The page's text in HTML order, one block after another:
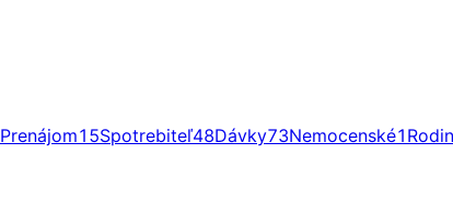
Prenájom15Spotrebiteľ48Dávky73Nemocenské1